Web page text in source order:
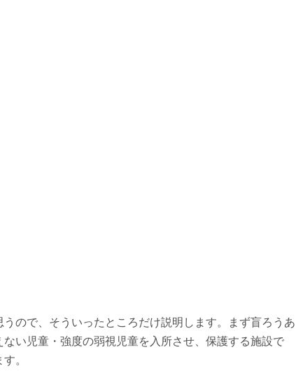
ので、そういったところだけ説明します。まず盲ろうあ
い児童・強度の弱視児童を入所させ、保護する施設で
。